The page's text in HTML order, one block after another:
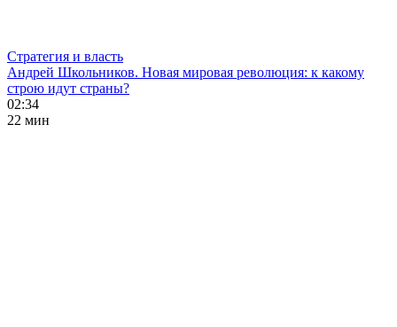
Стратегия и власть
Андрей Школьников. Новая мировая революция: к какому
строю идут страны?
02:34
22 мин